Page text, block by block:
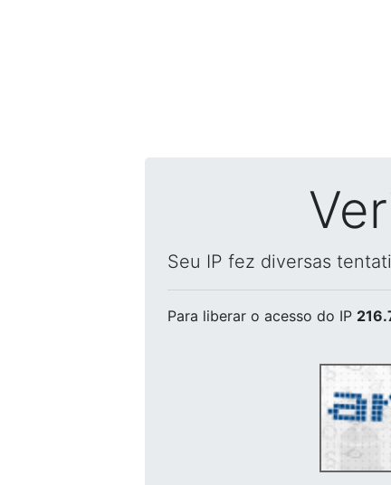
Seu IP fez diversas
Para liberar o acesso do IP